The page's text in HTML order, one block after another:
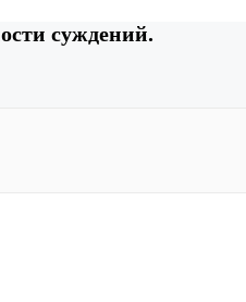
суждений.